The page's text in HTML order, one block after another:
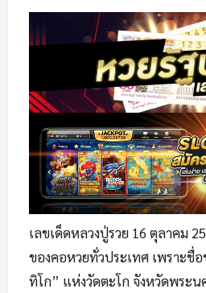
เลขเด็ดหลวงปู่รวย 16 ตุลาคม
ของคอหวยทั่วประเทศ เพราะชื่
ทิโก” แห่งวัดตะโก จังหวัดพระ